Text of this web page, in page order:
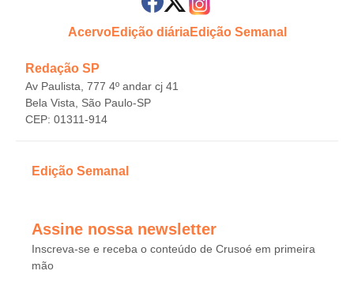
AcervoEdição diáriaEdição Semanal
Redação SP
Av Paulista, 777 4º andar cj 41
Bela Vista, São Paulo-SP
CEP: 01311-914
Edição Semanal
Assine nossa newsletter
Inscreva-se e receba o conteúdo de Crusoé em primeira
mão